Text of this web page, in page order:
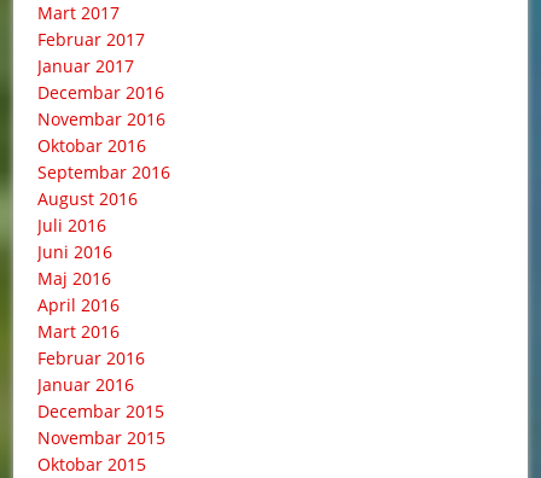
Mart 2017
Februar 2017
Januar 2017
Decembar 2016
Novembar 2016
Oktobar 2016
Septembar 2016
August 2016
Juli 2016
Juni 2016
Maj 2016
April 2016
Mart 2016
Februar 2016
Januar 2016
Decembar 2015
Novembar 2015
Oktobar 2015